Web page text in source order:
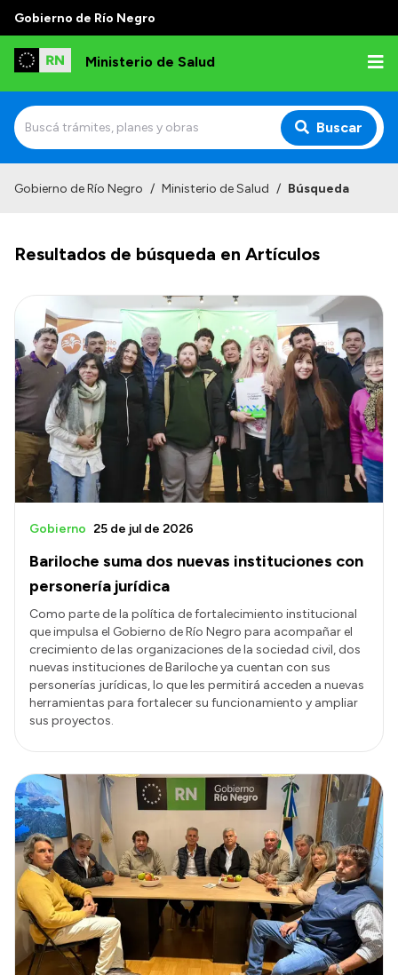
Gobierno de Río Negro
Ministerio de Salud
Buscar
Normativa y Funciones
Autoridades
Consejos locales
Transparencia
Presupuesto
Boletín Oficial
Compras y licitaciones
Consulta de expedientes
Convocatorias
Intranet
Login
Gobierno de Río Negro / Ministerio de Salud / Búsqueda
Resultados de búsqueda en Artículos
Bariloche suma dos nuevas instituciones con
personería jurídica
Gobierno 25 de jul de 2026
Como parte de la política de fortalecimiento institucional
que impulsa el Gobierno de Río Negro para acompañar el
crecimiento de las organizaciones de la sociedad civil, dos
nuevas instituciones de Bariloche ya cuentan con sus
personerías jurídicas, lo que les permitirá acceden a nuevas
herramientas para fortalecer su funcionamiento y ampliar
sus proyectos.